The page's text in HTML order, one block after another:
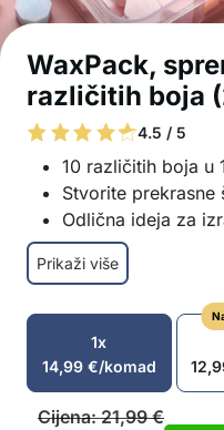
WaxPack,
različitih boja
4.5 / 5
10 različitih boja u
Stvorite prekrasne
Odlična ideja za
čestitki itd.
Za originalne
Savršena
U Paketu: 2x set
Prikaži više
1x
14,99 €/komad
Cijena:21,99€